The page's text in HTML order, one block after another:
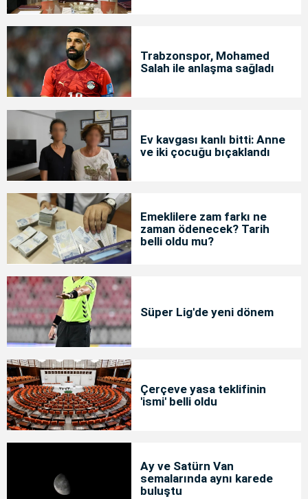
Trabzonspor, Mohamed
Salah ile anlaşma sağladı
Ev kavgası kanlı bitti: Anne
ve iki çocuğu bıçaklandı
Emeklilere zam farkı ne
zaman ödenecek? Tarih
belli oldu mu?
Süper Lig'de yeni dönem
Çerçeve yasa teklifinin
'ismi' belli oldu
Ay ve Satürn Van
semalarında aynı karede
buluştu